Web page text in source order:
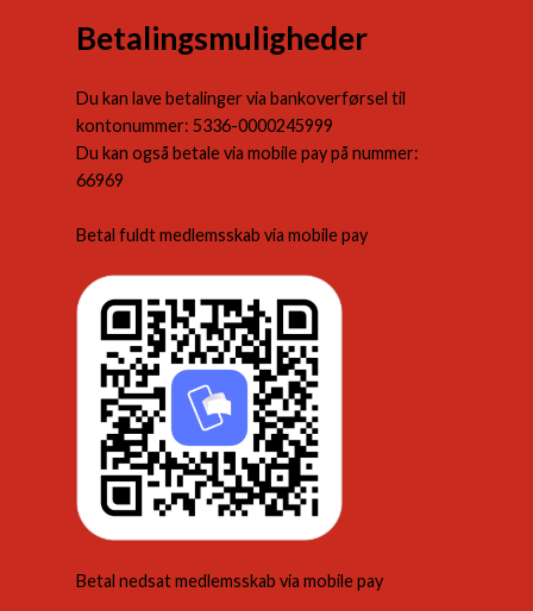
Betalingsmuligheder
Du kan lave betalinger via bankoverførsel til
kontonummer: 5336-0000245999
Du kan også betale via mobile pay på nummer:
66969
Betal fuldt medlemsskab via mobile pay
Betal nedsat medlemsskab via mobile pay